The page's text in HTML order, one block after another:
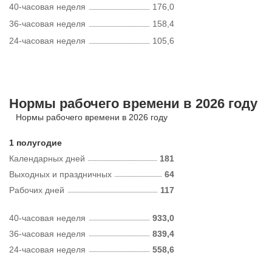
40-часовая неделя
176,0
36-часовая неделя
158,4
24-часовая неделя
105,6
Нормы рабочего времени в 2026 году
Нормы рабочего времени в 2026 году
1 полугодие
Календарных дней
181
Рабочих дней 117
Выходных и праздничных 64
40-часовая неделя
933,0
36-часовая неделя
839,4
24-часовая неделя
558,6